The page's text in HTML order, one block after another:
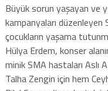
Büyük sorun yaşayan ve
kampanyaları
çocukların yaşama
Hülya Erdem, konser
minik SMA hastaları Aslı
Talha Zengin için hem